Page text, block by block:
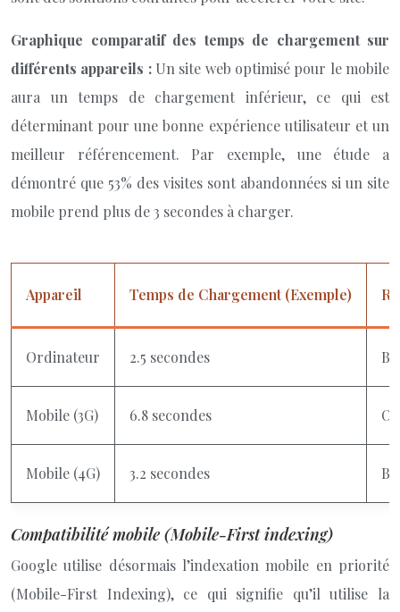
Graphique comparatif des temps de chargement sur
différents appareils : Un site web optimisé pour le mobile
aura un temps de chargement inférieur, ce qui est
déterminant pour une bonne expérience utilisateur et un
meilleur référencement. Par exemple, une étude a
démontré que 53% des visites sont abandonnées si un site
mobile prend plus de 3 secondes à charger.
Appareil Temps de Chargement (Exemple)
Ordinateur 2.5 secondes
Mobile (3G) 6.8 secondes
Mobile (4G) 3.2 secondes
Compatibilité mobile (Mobile-First indexing)
Google utilise désormais l’indexation mobile en priorité
(Mobile-First Indexing), ce qui signifie qu’il utilise la